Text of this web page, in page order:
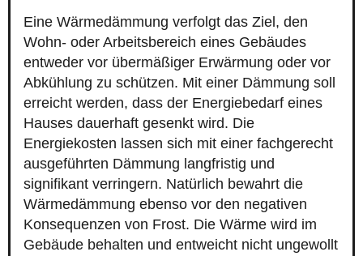
Eine Wärmedämmung verfolgt das Ziel, den
Wohn- oder Arbeitsbereich eines Gebäudes
entweder vor übermäßiger Erwärmung oder vor
Abkühlung zu schützen. Mit einer Dämmung soll
erreicht werden, dass der Energiebedarf eines
Hauses dauerhaft gesenkt wird. Die
Energiekosten lassen sich mit einer fachgerecht
ausgeführten Dämmung langfristig und
signifikant verringern. Natürlich bewahrt die
Wärmedämmung ebenso vor den negativen
Konsequenzen von Frost. Die Wärme wird im
Gebäude behalten und entweicht nicht ungewollt